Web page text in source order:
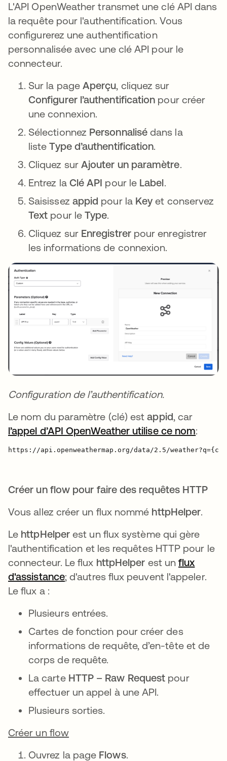
L'API OpenWeather transmet une clé API dans
la requête pour l'authentification. Vous
configurerez une authentification
personnalisée avec une clé API pour le
connecteur.
Sur la page Aperçu, cliquez sur
Configurer l’authentification pour créer
une connexion.
Sélectionnez Personnalisé dans la
listeType d’authentification.
Cliquez sur Ajouter un paramètre.
Entrez la Clé API pour le Label.
Saisissez appid pour la Key et conservez
Text pour leType.
Cliquez sur Enregistrerpour enregistrer
les informations de connexion.
Configuration de l’authentification.
Le nom du paramètre (clé) estappid, car
l’appel d’API OpenWeather utilise ce nom:
https://api.openweathermap.org/data/2.5/
Créer un flow pour faire des requêtes HTTP
Vous allez créer un flux nommé httpHelper.
Le httpHelper est un flux système qui gère
l'authentification et les requêtes HTTP pour le
connecteur. Le flux httpHelper est unflux
d'assistances’ouvre dans un nouvel onglet
; d'autres flux peuvent l'appeler.
Le flux a :
Plusieurs entrées.
Cartes de fonction pour créer des
informations de requête, d’en-tête et de
corps de requête.
La carte HTTP – Raw Request pour
effectuer un appel à une API.
Plusieurs sorties.
Créer un flow
Ouvrez la page Flows.